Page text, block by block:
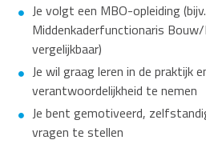
Je volgt een MBO-opleiding (bijv.
Middenkaderfunctionaris
vergelijkbaar)
Je wil graag leren in de praktijk
verantwoordelijkheid te nemen
Je bent gemotiveerd,
vragen te stellen